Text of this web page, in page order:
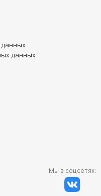
данных
Мы в соцсетях: